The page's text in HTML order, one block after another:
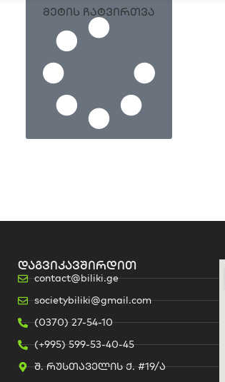
მეტის ჩატვირთვა
დაგვიკავშირდით
contact@biliki.ge
societybiliki@gmail.com
(0370) 27-54-10
(+995) 599-53-40-45
შ. რუსთაველის ქ. #19/ა